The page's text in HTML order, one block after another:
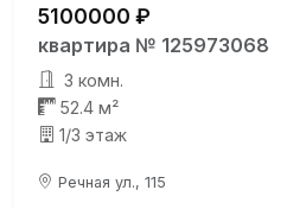
5100000 ₽
квартира № 125973068
3 комн.
52.4 м²
1/3 этаж
Речная ул., 115